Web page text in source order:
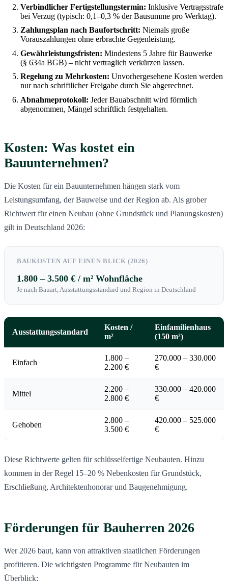
Verbindlicher Fertigstellungstermin: Inklusive Vertragsstrafe
bei Verzug (typisch: 0,1–0,3 % der Bausumme pro Werktag).
Zahlungsplan nach Baufortschritt: Niemals große
Vorauszahlungen ohne erbrachte Gegenleistung.
Gewährleistungsfristen: Mindestens 5 Jahre für Bauwerke
(§ 634a BGB) – nicht vertraglich verkürzen lassen.
Regelung zu Mehrkosten: Unvorhergesehene Kosten werden
nur nach schriftlicher Freigabe durch Sie abgerechnet.
Abnahmeprotokoll: Jeder Bauabschnitt wird förmlich
abgenommen, Mängel schriftlich festgehalten.
Kosten: Was kostet ein
Bauunternehmen?
Die Kosten für ein Bauunternehmen hängen stark vom
Leistungsumfang, der Bauweise und der Region ab. Als grober
Richtwert für einen Neubau (ohne Grundstück und Planungskosten)
gilt in Deutschland 2026:
BAUKOSTEN AUF EINEN BLICK (2026)
1.800 – 3.500 € / m² Wohnfläche
Je nach Bauart, Ausstattungsstandard und Region in Deutschland
Ausstattungsstandard
Kosten /
m²
Einfamilienhaus
(150 m²)
Einfach
1.800 –
2.200 €
270.000 – 330.000
€
Mittel
2.200 –
2.800 €
330.000 – 420.000
€
Gehoben
2.800 –
3.500 €
420.000 – 525.000
€
Diese Richtwerte gelten für schlüsselfertige Neubauten. Hinzu
kommen in der Regel 15–20 % Nebenkosten für Grundstück,
Erschließung, Architektenhonorar und Baugenehmigung.
Förderungen für Bauherren 2026
Wer 2026 baut, kann von attraktiven staatlichen Förderungen
profitieren. Die wichtigsten Programme für Neubauten im
Überblick: